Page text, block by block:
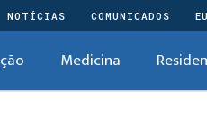
NOTÍCIAS COMUNICADOS
Medicina